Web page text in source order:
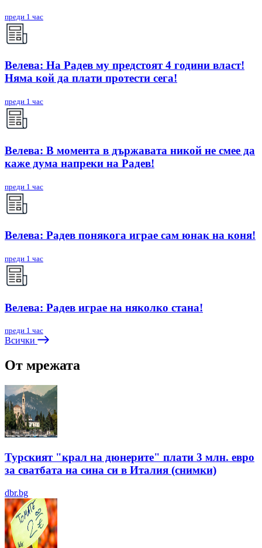
преди 1 час
Велева: На Радев му предстоят 4 години власт!
Няма кой да плати протести сега!
преди 1 час
Велева: В момента в държавата никой не смее да
каже дума напреки на Радев!
преди 1 час
Велева: Радев понякога играе сам юнак на коня!
преди 1 час
Велева: Радев играе на няколко стана!
преди 1 час
Всички
От мрежата
Турският "крал на дюнерите" плати 3 млн. евро
за сватбата на сина си в Италия (снимки)
dbr.bg